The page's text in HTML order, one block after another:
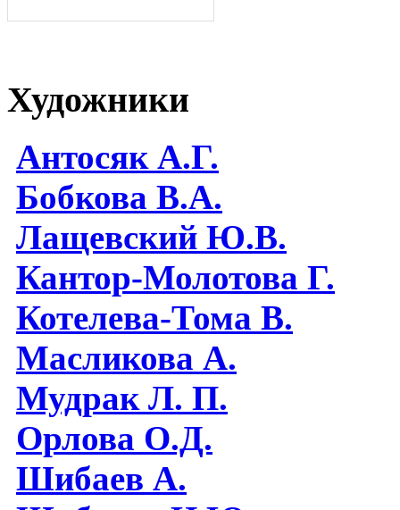
Художники
Антосяк А.Г.
Бобкова В.А.
Лащевский Ю.В.
Кантор-Молотова Г.
Котелева-Тома В.
Масликова А.
Мудрак Л. П.
Орлова О.Д.
Шибаев А.